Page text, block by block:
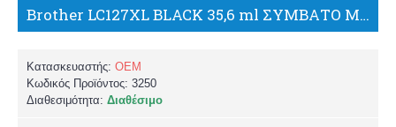
Brother LC127XL BLACK 35,6 ml ΣΥΜΒΑΤΟ ΜΕΛΑΝΙ/BP
Κατασκευαστής: OEM
Κωδικός Προϊόντος: 3250
Διαθεσιμότητα: Διαθέσιμο